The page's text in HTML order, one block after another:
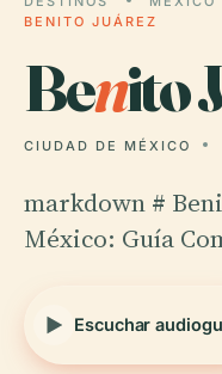
BENITO JUÁREZ
Benito
CIUDAD DE MÉXICO
markdown #
México: Guía
Escuchar